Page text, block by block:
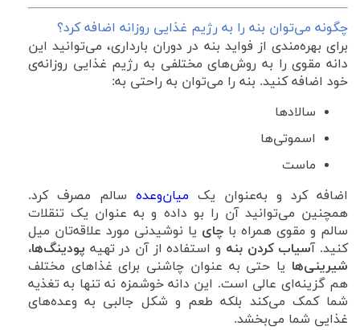
چگونه می‌توان بنه را به رژیم غذایی روزانه اضافه کرد؟
برای بهره‌مندی از فواید بنه در دوران بارداری، می‌توانید این
دانه مقوی را به روش‌های مختلفی به رژیم غذایی روزانه‌ی
خود اضافه کنید. بنه را می‌توان به راحتی به:
سالادها
اسموتی‌ها
ماست
اضافه کرد و به‌عنوان یک میان‌وعده سالم مصرف کرد.
همچنین می‌توانید آن را بو داده و به عنوان یک تنقلات
سالم و مقوی همراه با چای یا نوشیدنی مورد علاقه‌تان میل
کنید. آسیاب کردن بنه و استفاده از آن در تهیه پودینگ‌ها،
شیرینی‌ها یا حتی به عنوان چاشنی برای غذاهای مختلف
هم گزینه‌ای عالی است. این دانه خوشمزه نه تنها به تغذیه
شما کمک می‌کند بلکه طعم و شکل جالبی به وعده‌های
غذایی شما می‌بخشد.